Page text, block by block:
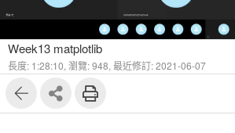
Week13 matplotlib
長度: 1:28:10, 瀏覽: 948, 最近修訂: 2021-06-07